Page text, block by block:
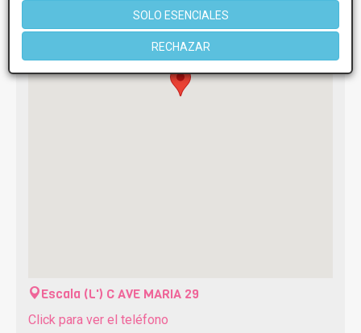
SOLO ESENCIALES
RECHAZAR
Escala (L') C AVE MARIA 29
Click para ver el teléfono